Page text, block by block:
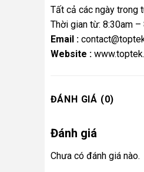
Tất cả các ngày trong
Thời gian từ: 8:30am –
Email :
Website :
ĐÁNH GIÁ (0)
Đánh giá
Chưa có đánh giá nào.